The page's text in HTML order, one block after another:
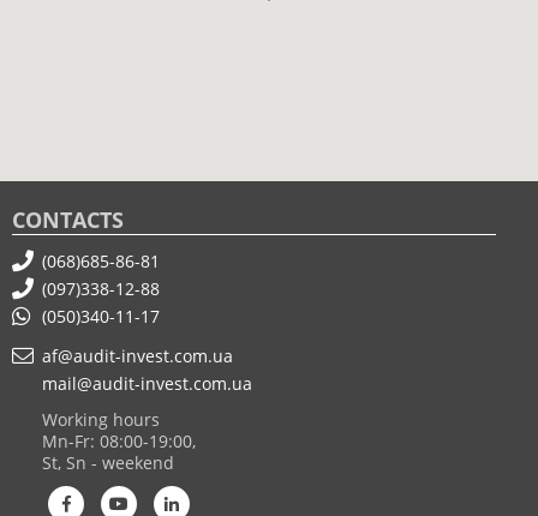
CONTACTS
(068)685-86-81
(097)338-12-88
(050)340-11-17
af@audit-invest.com.ua
mail@audit-invest.com.ua
Working hours
Mn-Fr: 08:00-19:00,
St, Sn - weekend